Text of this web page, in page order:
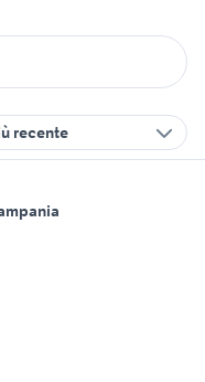
recente